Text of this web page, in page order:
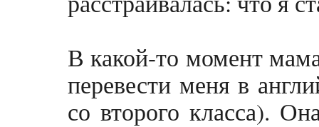
В какой-то момент
перевести меня в
со второго класса).